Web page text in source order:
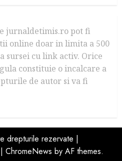
jurnaldetimis.ro pot fi
online doar in limita a 500
sursei cu link activ. Orice
constituie o incalcare a
de autor si va fi
drepturile rezervate |
| ChromeNews by AF themes.